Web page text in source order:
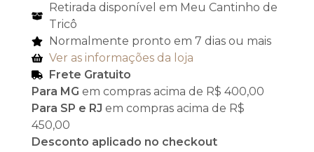
Retirada disponível em Meu Cantinho de
Tricô
Normalmente pronto em 7 dias ou mais
Ver as informações da loja
Frete Gratuito
Para MG em compras acima de R$ 400,00
Para SP e RJ em compras acima de R$
450,00
Desconto aplicado no checkout